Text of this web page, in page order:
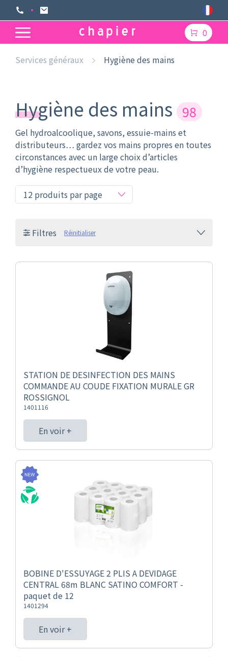
0
Services généraux Hygiène des mains
Hygiène des mains 98
Gel hydroalcoolique, savons, essuie-mains et
distributeurs… gardez vos mains propres en toutes
circonstances avec un large choix d’articles
d’hygiène respectueux de votre peau.
Filtres Réinitialiser
STATION DE DESINFECTION DES MAINS
COMMANDE AU COUDE FIXATION MURALE GR
ROSSIGNOL
1401116
En voir +
BOBINE D'ESSUYAGE 2 PLIS A DEVIDAGE
CENTRAL 68m BLANC SATINO COMFORT -
paquet de 12
1401294
En voir +